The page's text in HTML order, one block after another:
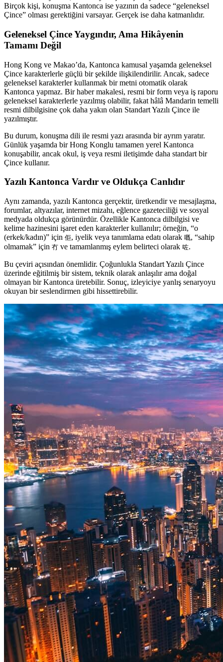
Birçok kişi, konuşma Kantonca ise yazının da sadece “geleneksel
Çince” olması gerektiğini varsayar. Gerçek ise daha katmanlıdır.
Geleneksel Çince Yaygındır, Ama Hikâyenin
Tamamı Değil
Hong Kong ve Makao’da, Kantonca kamusal yaşamda geleneksel
Çince karakterlerle güçlü bir şekilde ilişkilendirilir. Ancak, sadece
geleneksel karakterler kullanmak bir metni otomatik olarak
Kantonca yapmaz. Bir haber makalesi, resmi bir form veya iş raporu
geleneksel karakterlerle yazılmış olabilir, fakat hâlâ Mandarin temelli
resmi dilbilgisine çok daha yakın olan Standart Yazılı Çince ile
yazılmıştır.
Bu durum, konuşma dili ile resmi yazı arasında bir ayrım yaratır.
Günlük yaşamda bir Hong Konglu tamamen yerel Kantonca
konuşabilir, ancak okul, iş veya resmi iletişimde daha standart bir
Çince kullanır.
Yazılı Kantonca Vardır ve Oldukça Canlıdır
Aynı zamanda, yazılı Kantonca gerçektir, üretkendir ve mesajlaşma,
forumlar, altyazılar, internet mizahı, eğlence gazeteciliği ve sosyal
medyada oldukça görünürdür. Özellikle Kantonca dilbilgisi ve
kelime hazinesini işaret eden karakterler kullanılır; örneğin, “o
(erkek/kadın)” için 佢, iyelik veya tanımlama edatı olarak 嘅, “sahip
olmamak” için 冇 ve tamamlanmış eylem belirteci olarak 咗.
Bu çeviri açısından önemlidir. Çoğunlukla Standart Yazılı Çince
üzerinde eğitilmiş bir sistem, teknik olarak anlaşılır ama doğal
olmayan bir Kantonca üretebilir. Sonuç, izleyiciye yanlış senaryoyu
okuyan bir seslendirmen gibi hissettirebilir.